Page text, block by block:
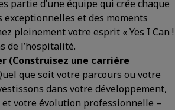
partie d’une équipe qui crée chaque
exceptionnelles et des moments
pleinement votre esprit « Yes I Can !
de l’hospitalité.
(Construisez une carrière
que soit votre parcours ou votre
dans votre développement,
votre évolution professionnelle –